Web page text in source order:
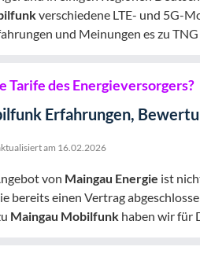
verschiedene LTE- und 5G-
und Meinungen es zu
Tarife des Energieversorgers?
Erfahrungen,
am 16.02.2026
von Maingau Energie ist
bereits einen Vertrag
Maingau Mobilfunkhaben wir für